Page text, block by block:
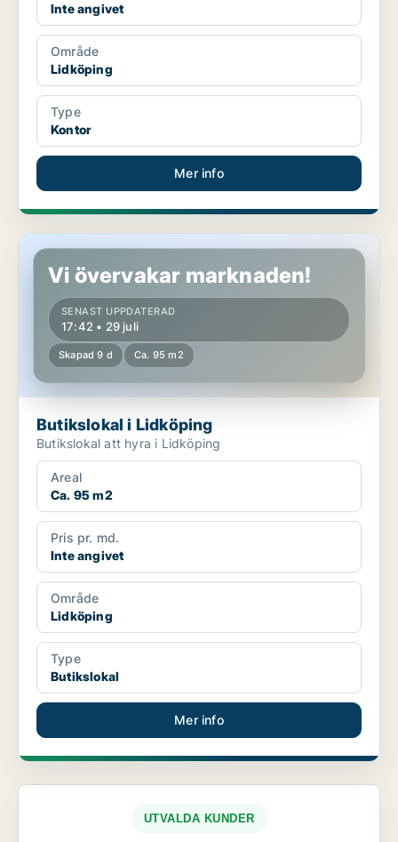
Inte angivet
Område
Lidköping
Type
Kontor
Mer info
Butikslokal i Lidköping
Vi övervakar marknaden!
SENAST UPPDATERAD
17:42 • 29 juli
Skapad 9 d Ca. 95 m2
Butikslokal i Lidköping
Butikslokal att hyra i Lidköping
Areal
Ca. 95 m2
Pris pr. md.
Inte angivet
Område
Lidköping
Type
Butikslokal
Mer info
UTVALDA KUNDER